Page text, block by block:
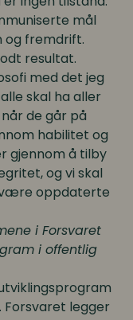
mål
og fremdrift.
resultat.
med det jeg
skal ha aller
de går på
habilitet og
gjennom å tilby
og vi skal
være oppdaterte
i Forsvaret
i offentlig
Forsvaret legger